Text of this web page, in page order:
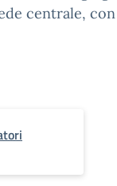
centrale,